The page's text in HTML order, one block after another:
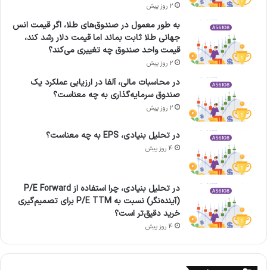
2 روز پیش
به طور معمول در صندوق‌های طلا، اگر قیمت انس
جهانی طلا ثابت بماند اما قیمت دلار رشد کند،
قیمت واحد صندوق چه تغییری می‌کند؟
2 روز پیش
در محاسبات مالی، آلفا در ارزیابی عملکرد یک
صندوق سرمایه‌گذاری به چه معناست؟
2 روز پیش
در تحلیل بنیادی، EPS به چه معناست؟
4 روز پیش
در تحلیل بنیادی، چرا استفاده از P/E Forward
(آینده‌نگر) نسبت به P/E TTM برای تصمیم‌گیری
خرید دقیق‌تر است؟
4 روز پیش